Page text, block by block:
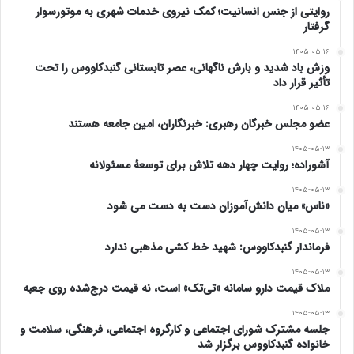
یک جامعه فقط به دست مردم و افراد جامعه میسر می
باشد.
اکنون نیز با توجه به شرایط خاص سیاسی کشور، نظر
اکثریت جامعه بر این بود که آقای پزشکیان تأیید
صلاحیت نخواهد شد، حال با تمامی این اما و اگر ها در
شرایطی قرار گرفته ایم که دکتر پزشکیان از تیغ شورای
نگهبان به سلامت عبور نموده و تأیید صلاحیت گردیده
و بعنوان کاندیدای ریاست جمهوری با شعار صداقت،
همدلی و پاکدستی اعلام حضور نموده‌اند. با تأکید بر
اینکه من با مردم بوده ام و همچنان با مردم خواهم بود،
روایتی از جنس انسانیت؛ کمک نیروی خدمات شهری به موتورسوار
گرفتار
۱۴۰۵-۰۵-۱۶
وزش باد شدید و بارش ناگهانی، عصر تابستانی گنبدکاووس را تحت
تأثیر قرار داد
۱۴۰۵-۰۵-۱۶
عضو مجلس خبرگان رهبری: خبرنگاران، امین جامعه هستند
۱۴۰۵-۰۵-۱۳
آشوراده؛ روایت چهار دهه تلاش برای توسعهٔ مسئولانه
۱۴۰۵-۰۵-۱۳
«ناس» میان دانش‌آموزان دست به دست می شود
۱۴۰۵-۰۵-۱۳
فرماندار گنبدکاووس: شهید خط کشی مذهبی ندارد
۱۴۰۵-۰۵-۱۳
ملاک قیمت دارو سامانه «تی‌تک» است، نه قیمت درج‌شده روی جعبه
۱۴۰۵-۰۵-۱۳
جلسه مشترک شورای اجتماعی و کارگروه اجتماعی، فرهنگی، سلامت و
خانواده گنبدکاووس برگزار شد